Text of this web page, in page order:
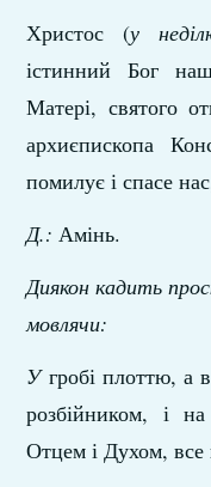
Христос (у
істинний Бог
Матері, святого
архиєпископа
помилує і спасе
Д.: Амінь.
Диякон кадить
мовлячи:
Угробі плоттю, а
розбійником, і
Отцем і Духом,